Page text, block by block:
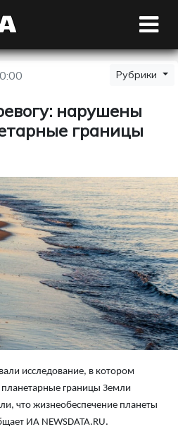
Рубрики
нарушены
границы
исследование, в котором
планетарные границы Земли
что жизнеобеспечение планеты
ИА NEWSDATA.RU.